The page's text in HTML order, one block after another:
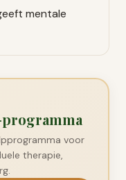
mentale
voor
therapie,